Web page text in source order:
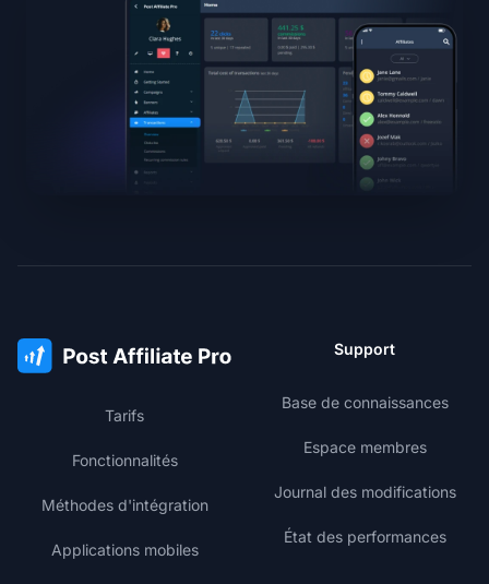
Tarifs
Fonctionnalités
Méthodes d'intégration
Applications mobiles
Support
Base de connaissances
Espace membres
Journal des modifications
État des performances